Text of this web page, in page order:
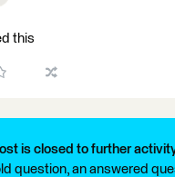
this
is closed to further
question, an answered